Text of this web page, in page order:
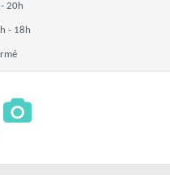
20h
- 18h